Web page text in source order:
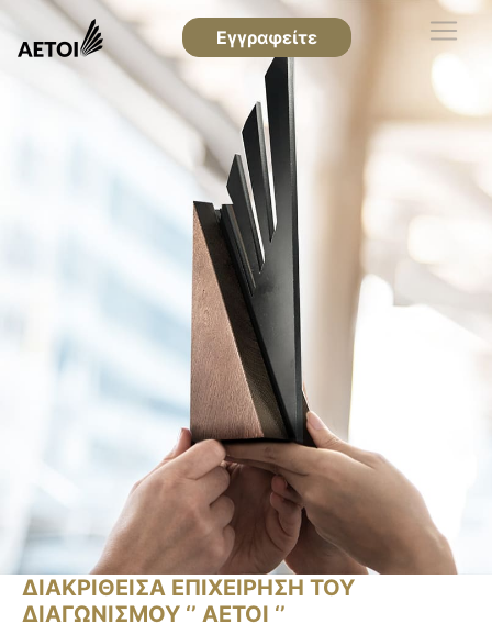
Εγγραφείτε
ΔΙΑΚΡΙΘΕΙΣΑ ΕΠΙΧΕΙΡΗΣΗ ΤΟΥ
ΔΙΑΓΩΝΙΣΜΟΥ ‘’ ΑΕΤΟΙ ‘’